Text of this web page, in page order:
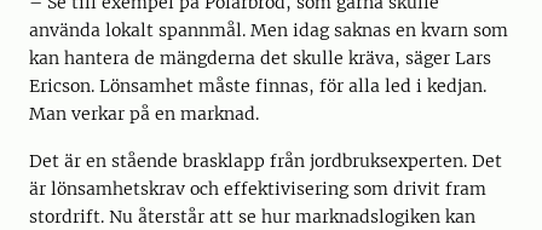
använda lokalt spannmål. Men idag saknas en kvarn som
kan hantera de mängderna det skulle kräva, säger Lars
Ericson. Lönsamhet måste finnas, för alla led i kedjan.
Man verkar på en marknad.
Det är en stående brasklapp från jordbruksexperten. Det
är lönsamhetskrav och effektivisering som drivit fram
stordrift. Nu återstår att se hur marknadslogiken kan